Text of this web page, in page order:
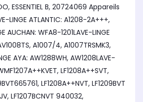
ESSENTIEL B, 20724069 Appareils
LINGE ATLANTIC: A1208-2A+++,
AUCHAN: WFA8-1201LAVE-LINGE
AW1288WH, AW1208LAVE-
LF1208A++SVT,